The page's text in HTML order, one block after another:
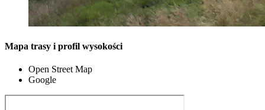
Mapa trasy i profil wysokości
Open Street Map
Google